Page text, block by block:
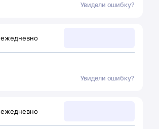
Увидели ошибку?
ежедневно
Увидели ошибку?
ежедневно